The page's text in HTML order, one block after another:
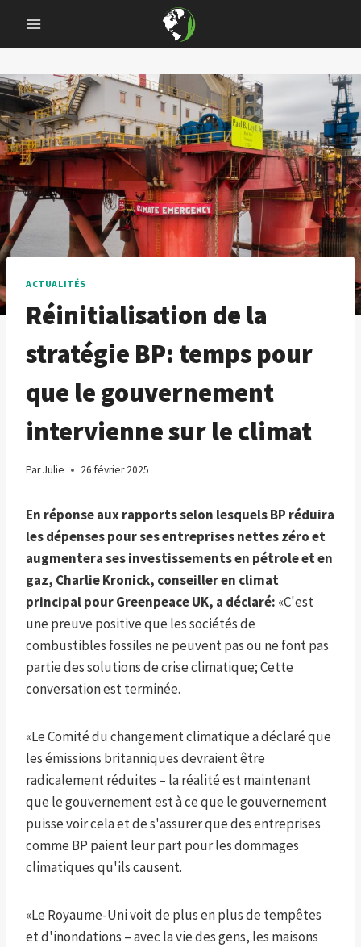
content
ACTUALITÉS
Réinitialisation de la
stratégie BP: temps pour
que le gouvernement
intervienne sur le climat
ParJulie 26 février 2025
En réponse aux rapports selon lesquels BP réduira
les dépenses pour ses entreprises nettes zéro et
augmentera ses investissements en pétrole et en
gaz, Charlie Kronick, conseiller en climat
principal pour Greenpeace UK, a déclaré: «C'est
une preuve positive que les sociétés de
combustibles fossiles ne peuvent pas ou ne font pas
partie des solutions de crise climatique; Cette
conversation est terminée.
«Le Comité du changement climatique a déclaré que
les émissions britanniques devraient être
radicalement réduites – la réalité est maintenant
que le gouvernement est à ce que le gouvernement
puisse voir cela et de s'assurer que des entreprises
comme BP paient leur part pour les dommages
climatiques qu'ils causent.
«Le Royaume-Uni voit de plus en plus de tempêtes
et d'inondations – avec la vie des gens, les maisons